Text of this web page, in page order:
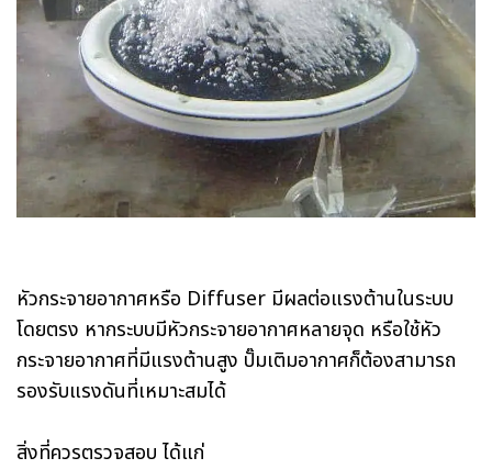
หัวกระจายอากาศหรือ Diffuser มีผลต่อแรงต้านในระบบ
โดยตรง หากระบบมีหัวกระจายอากาศหลายจุด หรือใช้หัว
กระจายอากาศที่มีแรงต้านสูง ปั๊มเติมอากาศก็ต้องสามารถ
รองรับแรงดันที่เหมาะสมได้
สิ่งที่ควรตรวจสอบ ได้แก่